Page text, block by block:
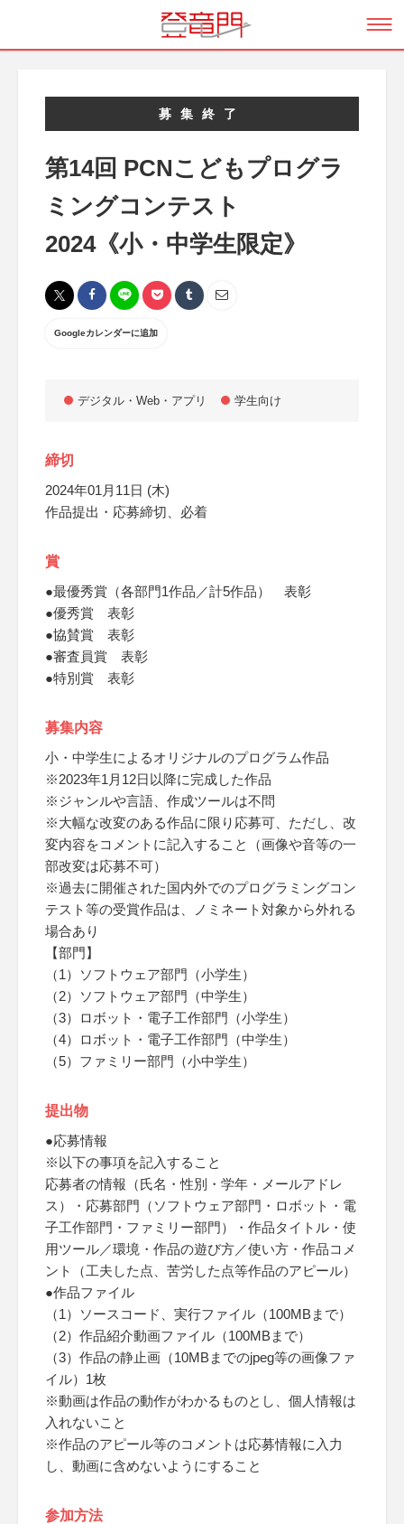
募集終了
第14回 PCNこどもプログラ
ミングコンテスト
2024《小・中学生限定》
Googleカレンダーに追加
デジタル・Web・アプリ 学生向け
締切
2024年01月11日 (木)
作品提出・応募締切、必着
賞
●最優秀賞（各部門1作品／計5作品） 表彰
●優秀賞 表彰
●協賛賞 表彰
●審査員賞 表彰
●特別賞 表彰
募集内容
小・中学生によるオリジナルのプログラム作品
※2023年1月12日以降に完成した作品
※ジャンルや言語、作成ツールは不問
※大幅な改変のある作品に限り応募可、ただし、改
変内容をコメントに記入すること（画像や音等の一
部改変は応募不可）
※過去に開催された国内外でのプログラミングコン
テスト等の受賞作品は、ノミネート対象から外れる
場合あり
【部門】
（1）ソフトウェア部門（小学生）
（2）ソフトウェア部門（中学生）
（3）ロボット・電子工作部門（小学生）
（4）ロボット・電子工作部門（中学生）
（5）ファミリー部門（小中学生）
提出物
●応募情報
※以下の事項を記入すること
応募者の情報（氏名・性別・学年・メールアドレ
ス）・応募部門（ソフトウェア部門・ロボット・電
子工作部門・ファミリー部門）・作品タイトル・使
用ツール／環境・作品の遊び方／使い方・作品コメ
ント（工夫した点、苦労した点等作品のアピール）
●作品ファイル
（1）ソースコード、実行ファイル（100MBまで）
（2）作品紹介動画ファイル（100MBまで）
（3）作品の静止画（10MBまでのjpeg等の画像ファ
イル）1枚
※動画は作品の動作がわかるものとし、個人情報は
入れないこと
※作品のアピール等のコメントは応募情報に入力
し、動画に含めないようにすること
参加方法